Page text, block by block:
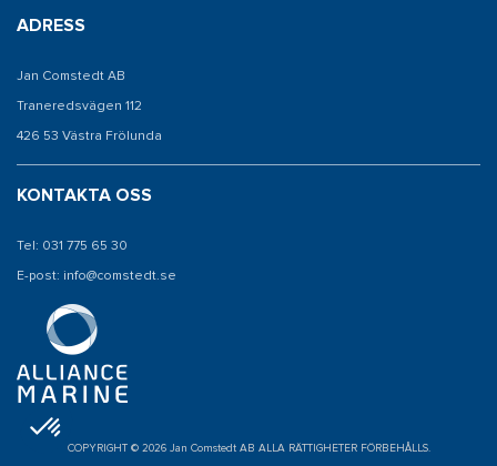
ADRESS
Jan Comstedt AB
Traneredsvägen 112
426 53 Västra Frölunda
KONTAKTA OSS
Tel: 031 775 65 30
E-post: info@comstedt.se
COPYRIGHT © 2026 Jan Comstedt AB ALLA RÄTTIGHETER FÖRBEHÅLLS.